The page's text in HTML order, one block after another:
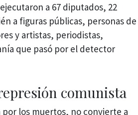
a 67 diputados, 22
a figuras públicas, personas de
y artistas, periodistas,
que pasó por el detector
comunista
por los muertos, no convierte a